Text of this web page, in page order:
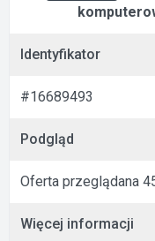
Identyfikator
#16689493
Podgląd
Oferta przeglądana
Więcej informacji